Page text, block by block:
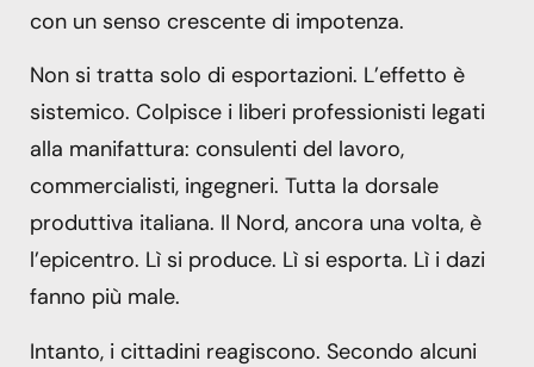
con un senso crescente di impotenza.
Non si tratta solo di esportazioni. L’effetto è
sistemico. Colpisce i liberi professionisti legati
alla manifattura: consulenti del lavoro,
commercialisti, ingegneri. Tutta la dorsale
produttiva italiana. Il Nord, ancora una volta, è
l’epicentro. Lì si produce. Lì si esporta. Lì i dazi
fanno più male.
Intanto, i cittadini reagiscono. Secondo alcuni